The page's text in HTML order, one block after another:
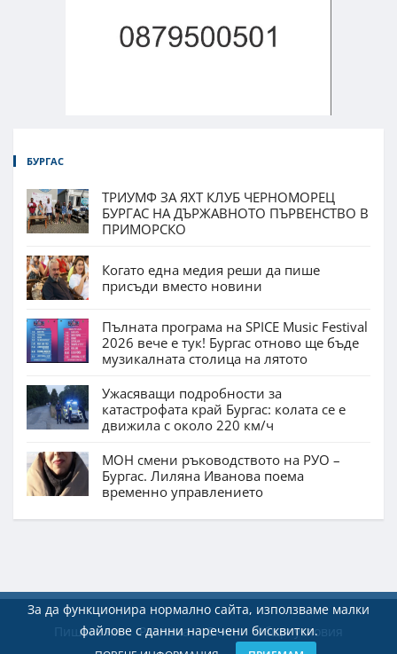
БУРГАС
ТРИУМФ ЗА ЯХТ КЛУБ ЧЕРНОМОРЕЦ
БУРГАС НА ДЪРЖАВНОТО ПЪРВЕНСТВО В
ПРИМОРСКО
Когато една медия реши да пише
присъди вместо новини
Пълната програма на SPICE Music Festival
2026 вече е тук! Бургас отново ще бъде
музикалната столица на лятото
Ужасяващи подробности за
катастрофата край Бургас: колата се е
движила с около 220 км/ч
МОН смени ръководството на РУО –
Бургас. Лиляна Иванова поема
временно управлението
За да функционира нормално сайта, използваме малки
файлове с данни наречени бисквитки.
Пишете ни Реклама Екип Общи условия